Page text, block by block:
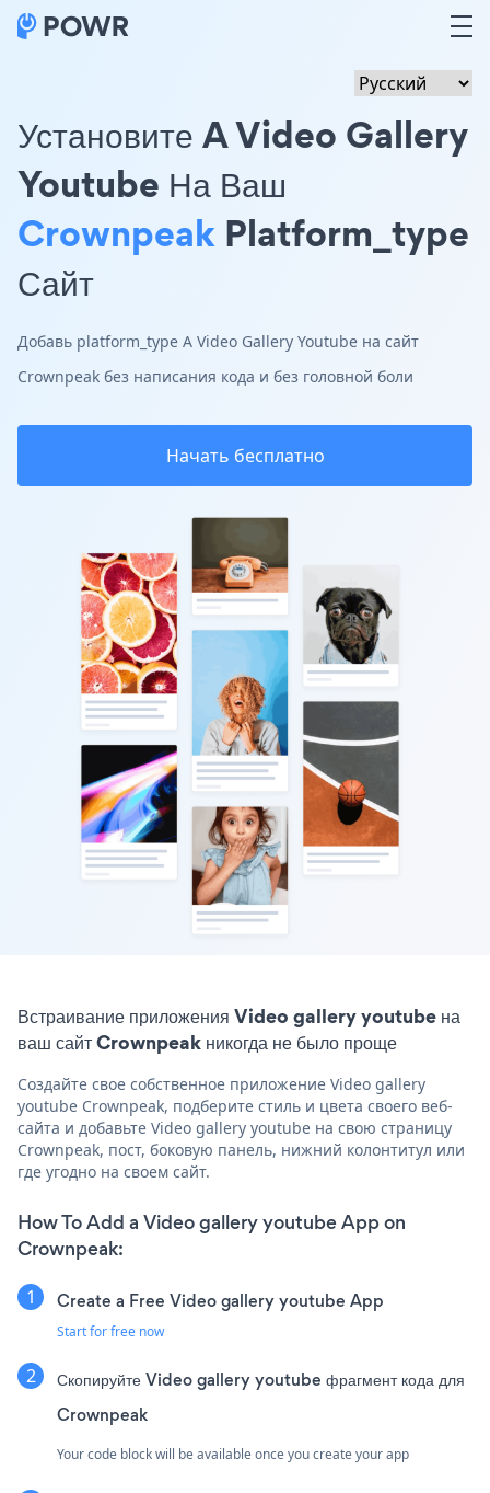
Установите A Video Gallery
Youtube На Ваш
Crownpeak Platform_type
Сайт
Добавь platform_type A Video Gallery Youtube на сайт
Crownpeak без написания кода и без головной боли
Начать бесплатно
Встраивание приложения Video gallery youtube на
ваш сайт Crownpeak никогда не было проще
Создайте свое собственное приложение Video gallery
youtube Crownpeak, подберите стиль и цвета своего веб-
сайта и добавьте Video gallery youtube на свою страницу
Crownpeak, пост, боковую панель, нижний колонтитул или
где угодно на своем сайт.
How To Add a Video gallery youtube App on
Crownpeak:
Create a Free Video gallery youtube App
Start for free now
Скопируйте Video gallery youtube фрагмент кода для
Crownpeak
Your code block will be available once you create your app